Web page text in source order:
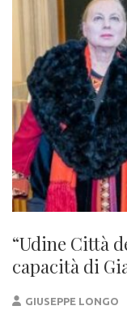
“Udine Città
capacità di
GIUSEPPE LONGO